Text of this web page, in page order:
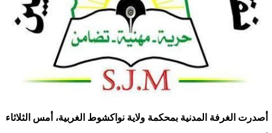
أصدرت الغرفة المدنية بمحكمة ولاية نواكشوط الغربية، أمس الثلاثاء